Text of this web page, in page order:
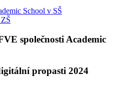
School v SŠ
společnosti Academic
propasti 2024